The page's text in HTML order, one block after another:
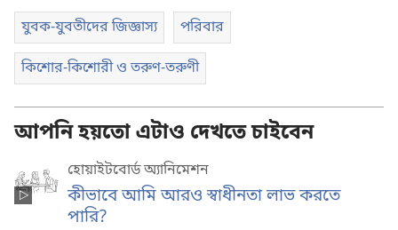
যুবক-যুবতীদের জিজ্ঞাস্য পরিবার
কিশোর-কিশোরী ও তরুণ-তরুণী
আপনি হয়তো এটাও দেখতে চাইবেন
হোয়াইটবোর্ড অ্যানিমেশন
কীভাবে আমি আরও স্বাধীনতা লাভ করতে
পারি?